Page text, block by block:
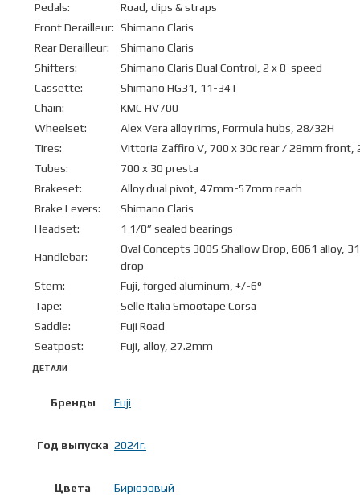
Pedals:
Road, clips & straps
Front Derailleur: Shimano Claris
Rear Derailleur:
Shimano Claris
Shifters:
Shimano Claris Dual Control, 2 x 8-speed
Cassette:
Shimano HG31, 11-34T
Chain:
KMC HV700
Wheelset:
Alex Vera alloy rims, Formula hubs, 28/32H
Tires:
Vittoria Zaffiro V, 700 x 30c rear / 28mm front,
Tubes:
700 x 30 presta
Brakeset:
Alloy dual pivot, 47mm-57mm reach
Brake Levers:
Shimano Claris
Headset:
1 1/8” sealed bearings
Handlebar:
Oval Concepts 300S Shallow Drop, 6061 alloy,
drop
Stem:
Fuji, forged aluminum, +/-6°
Tape:
Selle Italia Smootape Corsa
Saddle:
Fuji Road
Seatpost:
Fuji, alloy, 27.2mm
ДЕТАЛИ
Бренды Fuji
Год выпуска 2024г.
Цвета Бирюзовый